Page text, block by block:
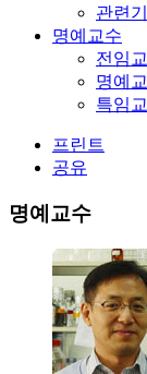
관련
명예교수
전임
명예
특임
프린트
공유
명예교수